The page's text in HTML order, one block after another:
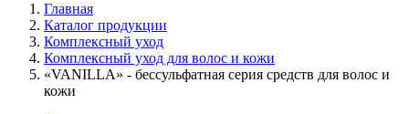
Главная
Каталог продукции
Комплексный уход
Комплексный уход для волос и кожи
«VANILLA» - бессульфатная серия средств для волос и
кожи